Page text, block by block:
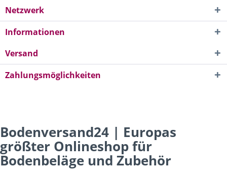
Netzwerk
Informationen
Versand
Zahlungsmöglichkeiten
Bodenversand24 | Europas
größter Onlineshop für
Bodenbeläge und Zubehör